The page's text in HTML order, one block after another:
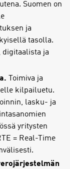
Suomen on
ja
tasolla.
digitaalista ja
Toimiva ja
kilpailuetu.
lasku- ja
yritysten
= Real-Time